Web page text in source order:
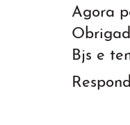
Agora
Bjs e